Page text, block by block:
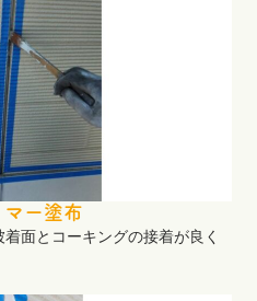
ー塗布
面とコーキングの接着が良く